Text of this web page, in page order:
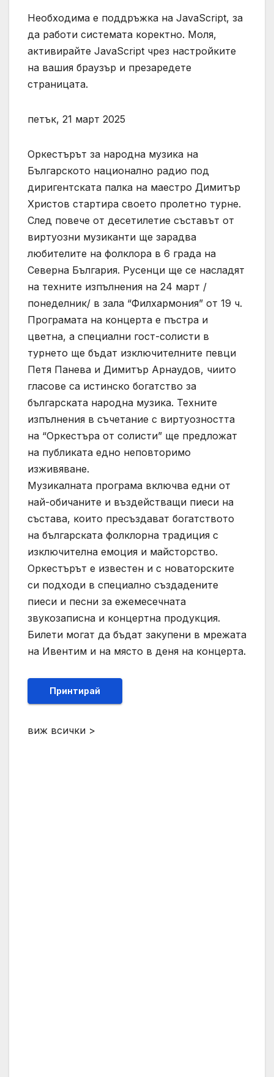
Необходима е поддръжка на JavaScript, за
да работи системата коректно. Моля,
активирайте JavaScript чрез настройките
на вашия браузър и презаредете
страницата.
петък, 21 март 2025
Оркестърът за народна музика на
Българското национално радио под
диригентската палка на маестро Димитър
Христов стартира своето пролетно турне.
След повече от десетилетие съставът от
виртуозни музиканти ще зарадва
любителите на фолклора в 6 града на
Северна България. Русенци ще се насладят
на техните изпълнения на 24 март /
понеделник/ в зала “Филхармония” от 19 ч.
Програмата на концерта е пъстра и
цветна, а специални гост-солисти в
турнето ще бъдат изключителните певци
Петя Панева и Димитър Арнаудов, чиито
гласове са истинско богатство за
българската народна музика. Техните
изпълнения в съчетание с виртуозността
на “Оркестъра от солисти” ще предложат
на публиката едно неповторимо
изживяване.
Музикалната програма включва едни от
най-обичаните и въздействащи пиеси на
състава, които пресъздават богатството
на българската фолклорна традиция с
изключителна емоция и майсторство.
Оркестърът е известен и с новаторските
си подходи в специално създадените
пиеси и песни за ежемесечната
звукозаписна и концертна продукция.
Билети могат да бъдат закупени в мрежата
на Ивентим и на място в деня на концерта.
Принтирай
виж всички >